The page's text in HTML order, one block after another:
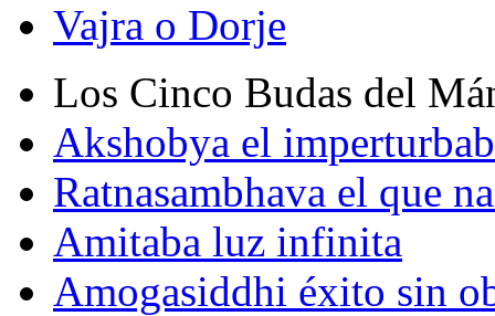
Vajra o Dorje
Los Cinco Budas del
Akshobya el
Ratnasambhava el que
Amitaba luz infinita
Amogasiddhi éxito sin